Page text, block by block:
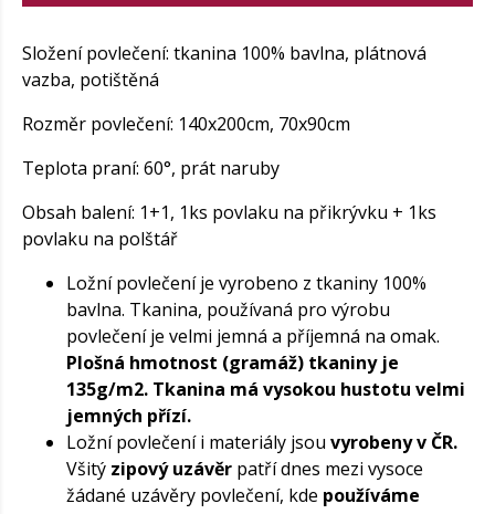
Složení povlečení: tkanina 100% bavlna, plátnová
vazba, potištěná
Rozměr povlečení: 140x200cm, 70x90cm
Teplota praní: 60°, prát naruby
Obsah balení: 1+1, 1ks povlaku na přikrývku + 1ks
povlaku na polštář
Ložní povlečení je vyrobeno z tkaniny 100%
bavlna. Tkanina, používaná pro výrobu
povlečení je velmi jemná a příjemná na omak.
Plošná hmotnost (gramáž) tkaniny je
135g/m2. Tkanina má vysokou hustotu velmi
jemných přízí.
Ložní povlečení i materiály jsou vyrobeny v ČR.
Všitý zipový uzávěr patří dnes mezi vysoce
žádané uzávěry povlečení, kde používáme